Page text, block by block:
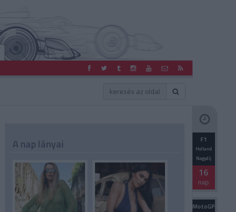
A nap lányai F1
Holland
Nagydíj
16
nap
MotoGP